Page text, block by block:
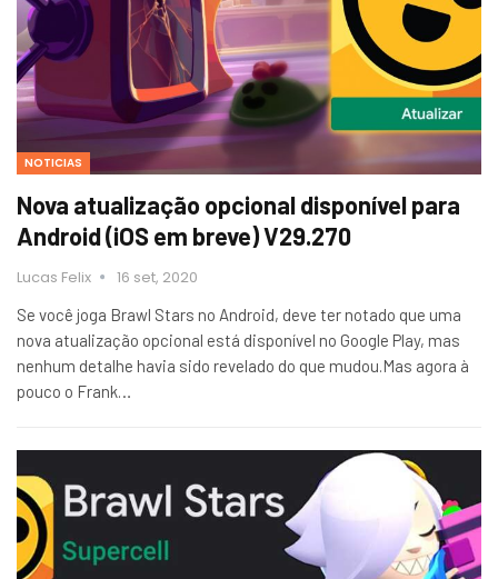
NOTICIAS
Nova atualização opcional disponível para
Android (iOS em breve) V29.270
Lucas Felix 16 set, 2020
Se você joga Brawl Stars no Android, deve ter notado que uma
nova atualização opcional está disponível no Google Play, mas
nenhum detalhe havia sido revelado do que mudou.Mas agora à
pouco o Frank…